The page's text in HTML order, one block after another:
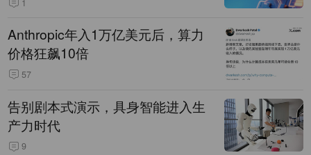
Anthropic年入1万亿美元后，算力
价格狂飙10倍
57
告别剧本式演示，具身智能进入生
产力时代
9